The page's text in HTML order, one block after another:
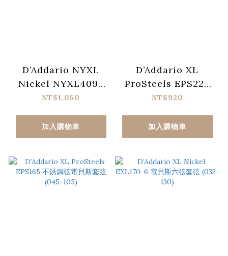
D’Addario NYXL
Nickel NYXL4095
鍍鎳鋼弦電貝斯套弦
NT$1,050
加入購物車
D’Addario XL
ProSteels EPS220
不銹鋼弦電貝斯套弦
NT$920
加入購物車